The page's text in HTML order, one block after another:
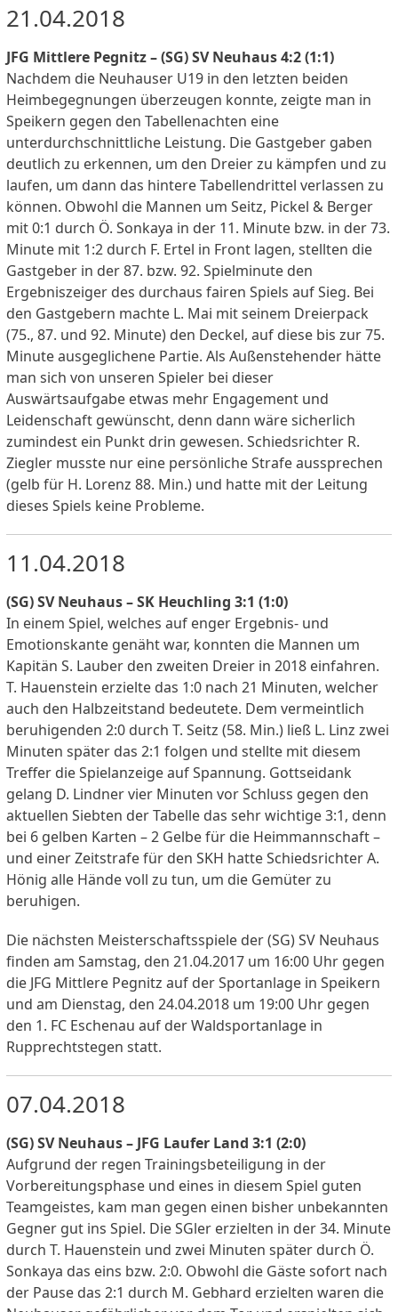
21.04.2018
JFG Mittlere Pegnitz – (SG) SV Neuhaus 4:2 (1:1)
Nachdem die Neuhauser U19 in den letzten beiden
Heimbegegnungen überzeugen konnte, zeigte man in
Speikern gegen den Tabellenachten eine
unterdurchschnittliche Leistung. Die Gastgeber gaben
deutlich zu erkennen, um den Dreier zu kämpfen und zu
laufen, um dann das hintere Tabellendrittel verlassen zu
können. Obwohl die Mannen um Seitz, Pickel & Berger
mit 0:1 durch Ö. Sonkaya in der 11. Minute bzw. in der 73.
Minute mit 1:2 durch F. Ertel in Front lagen, stellten die
Gastgeber in der 87. bzw. 92. Spielminute den
Ergebniszeiger des durchaus fairen Spiels auf Sieg. Bei
den Gastgebern machte L. Mai mit seinem Dreierpack
(75., 87. und 92. Minute) den Deckel, auf diese bis zur 75.
Minute ausgeglichene Partie. Als Außenstehender hätte
man sich von unseren Spieler bei dieser
Auswärtsaufgabe etwas mehr Engagement und
Leidenschaft gewünscht, denn dann wäre sicherlich
zumindest ein Punkt drin gewesen. Schiedsrichter R.
Ziegler musste nur eine persönliche Strafe aussprechen
(gelb für H. Lorenz 88. Min.) und hatte mit der Leitung
dieses Spiels keine Probleme.
11.04.2018
(SG) SV Neuhaus – SK Heuchling 3:1 (1:0)
In einem Spiel, welches auf enger Ergebnis- und
Emotionskante genäht war, konnten die Mannen um
Kapitän S. Lauber den zweiten Dreier in 2018 einfahren.
T. Hauenstein erzielte das 1:0 nach 21 Minuten, welcher
auch den Halbzeitstand bedeutete. Dem vermeintlich
beruhigenden 2:0 durch T. Seitz (58. Min.) ließ L. Linz zwei
Minuten später das 2:1 folgen und stellte mit diesem
Treffer die Spielanzeige auf Spannung. Gottseidank
gelang D. Lindner vier Minuten vor Schluss gegen den
aktuellen Siebten der Tabelle das sehr wichtige 3:1, denn
bei 6 gelben Karten – 2 Gelbe für die Heimmannschaft –
und einer Zeitstrafe für den SKH hatte Schiedsrichter A.
Hönig alle Hände voll zu tun, um die Gemüter zu
beruhigen.
Die nächsten Meisterschaftsspiele der (SG) SV Neuhaus
finden am Samstag, den 21.04.2017 um 16:00 Uhr gegen
die JFG Mittlere Pegnitz auf der Sportanlage in Speikern
und am Dienstag, den 24.04.2018 um 19:00 Uhr gegen
den 1. FC Eschenau auf der Waldsportanlage in
Rupprechtstegen statt.
07.04.2018
(SG) SV Neuhaus – JFG Laufer Land 3:1 (2:0)
Aufgrund der regen Trainingsbeteiligung in der
Vorbereitungsphase und eines in diesem Spiel guten
Teamgeistes, kam man gegen einen bisher unbekannten
Gegner gut ins Spiel. Die SGler erzielten in der 34. Minute
durch T. Hauenstein und zwei Minuten später durch Ö.
Sonkaya das eins bzw. 2:0. Obwohl die Gäste sofort nach
der Pause das 2:1 durch M. Gebhard erzielten waren die